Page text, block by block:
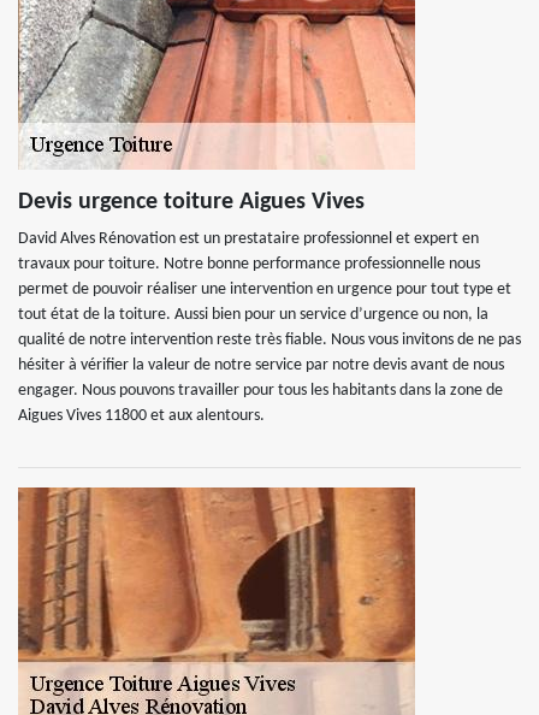
Devis urgence toiture Aigues Vives
David Alves Rénovation est un prestataire professionnel et expert en
travaux pour toiture. Notre bonne performance professionnelle nous
permet de pouvoir réaliser une intervention en urgence pour tout type et
tout état de la toiture. Aussi bien pour un service d’urgence ou non, la
qualité de notre intervention reste très fiable. Nous vous invitons de ne pas
hésiter à vérifier la valeur de notre service par notre devis avant de nous
engager. Nous pouvons travailler pour tous les habitants dans la zone de
Aigues Vives 11800 et aux alentours.